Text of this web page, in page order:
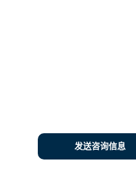
发送咨询信息